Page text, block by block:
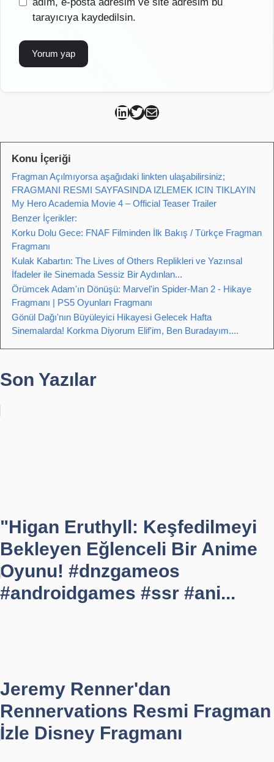
tarayıcıya kaydedilsin.
Can Kütahya Linkedin
Can Kütahya Twitter
Can Kütahya Mail
Konu İçeriği
Fragman Açılmıyorsa aşağıdaki linkten ulaşabilirsiniz;
FRAGMANI RESMI SAYFASINDA IZLEMEK ICIN TIKLAYIN
My Hero Academia Movie 4 – Official Teaser Trailer
Benzer İçerikler:
Korku Dolu Gece: FNAF Filminden İlk Bakış / Türkçe Fragman
Fragmanı
Kulak Kabartın: The Lives of Others Replikleri ve Yazınsal
İfadeler ile Sinemada Sessiz Bir Aydınlan...
Örümcek Adam'ın Dönüşü: Marvel'in Spider-Man 2 - Hikaye
Fragmanı | PS5 Oyunları Fragmanı
Gönül Dağı'nın Büyüleyici Hikayesi Gelecek Hafta
Sinemalarda! Korkma Diyorum Elif'im, Ben Buradayım....
Son Yazılar
"Higan Eruthyll: Keşfedilmeyi
Bekleyen Eğlenceli Bir Anime
Oyunu! #dnzgameos
#androidgames #ssr #ani...
Jeremy Renner'dan
Rennervations Resmi Fragman
İzle Disney Fragmanı